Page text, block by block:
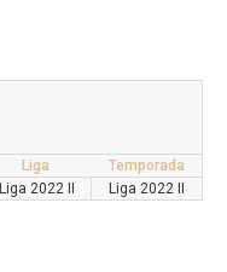
Liga
Temporada
Liga 2022 II Liga 2022 II